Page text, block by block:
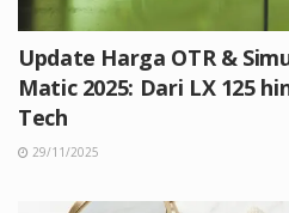
Update Harga OTR &
Matic 2025: Dari LX 125
Tech
29/11/2025